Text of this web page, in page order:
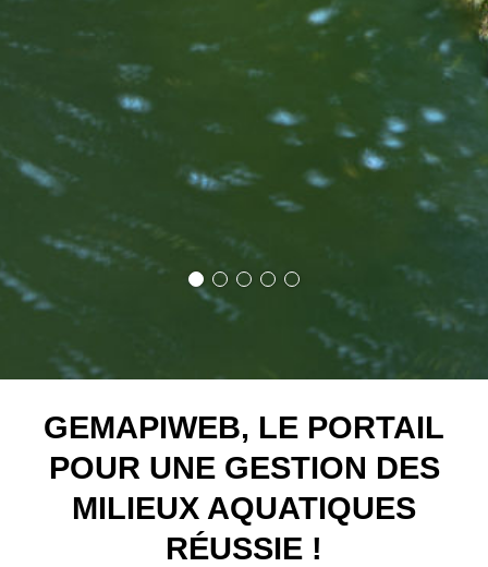
GEMAPIWEB, LE PORTAIL
POUR UNE GESTION DES
MILIEUX AQUATIQUES
RÉUSSIE !